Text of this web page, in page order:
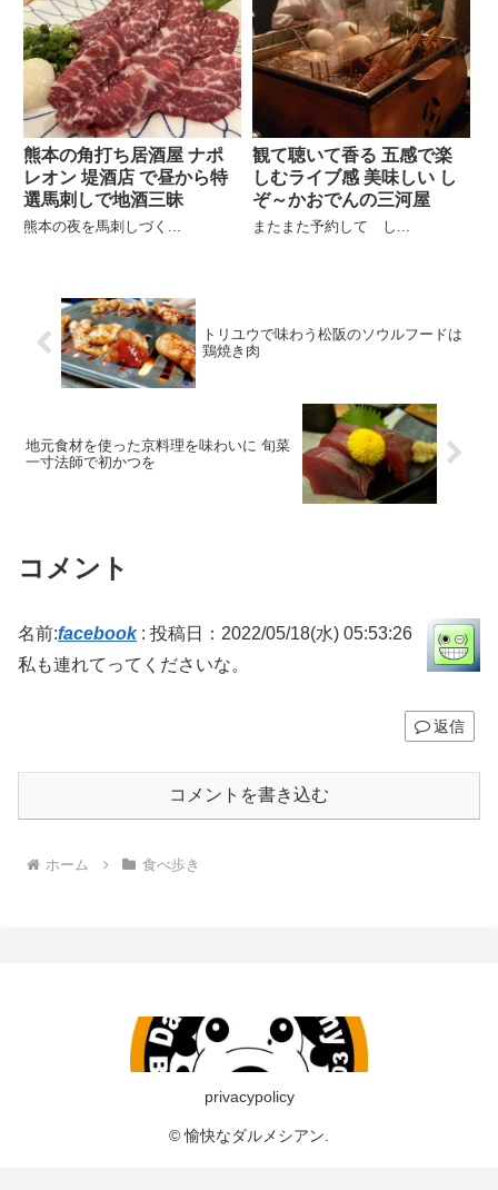
熊本の角打ち居酒屋 ナポ
レオン 堤酒店 で昼から特
選馬刺しで地酒三昧
熊本の夜を馬刺しづく...
観て聴いて香る 五感で楽
しむライブ感 美味しい し
ぞ～かおでんの三河屋
またまた予約して し...
トリユウで味わう松阪のソウルフードは
鶏焼き肉
地元食材を使った京料理を味わいに 旬菜
一寸法師で初かつを
コメント
名前:facebook: 投稿日：2022/05/18(水) 05:53:26
私も連れてってくださいな。
返信
コメントを書き込む
ホーム 食べ歩き
privacypolicy
© 愉快なダルメシアン.